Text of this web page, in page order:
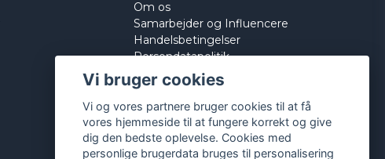
Om os
Samarbejder og Influencere
Handelsbetingelser
Persondatapolitik
Cookies
Vi bruger cookies
Vi og vores partnere bruger cookies til at få
vores hjemmeside til at fungere korrekt og give
dig den bedste oplevelse. Cookies med
personlige brugerdata bruges til personalisering